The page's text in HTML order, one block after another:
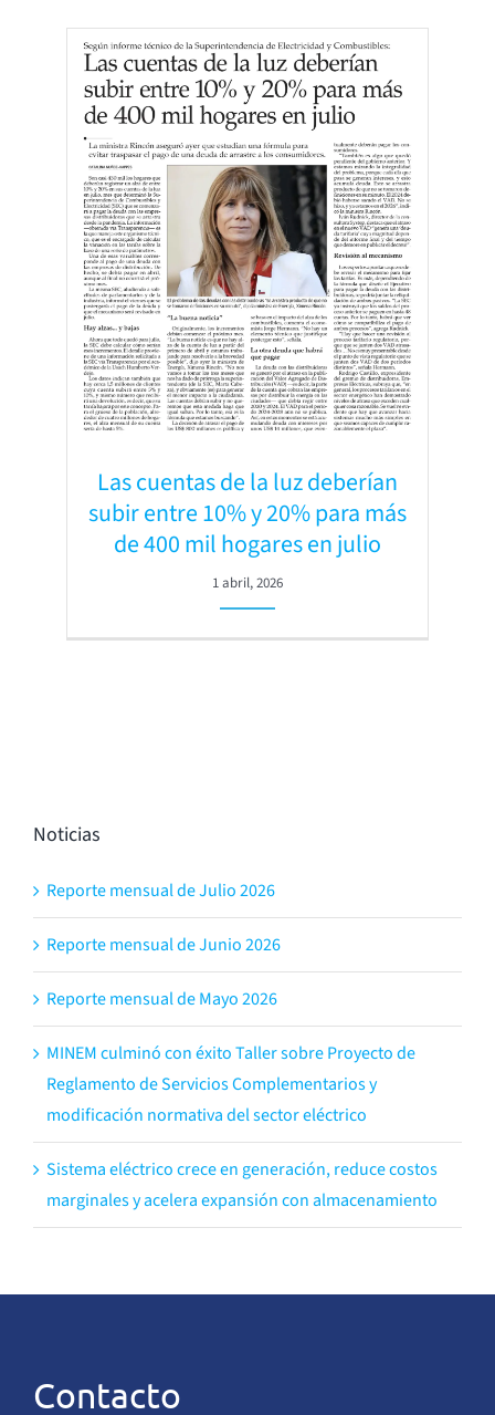
Las cuentas de la luz deberían
subir entre 10% y 20% para más
de 400 mil hogares en julio
1 abril, 2026
Noticias
Reporte mensual de Julio 2026
Reporte mensual de Junio 2026
Reporte mensual de Mayo 2026
MINEM culminó con éxito Taller sobre Proyecto de
Reglamento de Servicios Complementarios y
modificación normativa del sector eléctrico
Sistema eléctrico crece en generación, reduce costos
marginales y acelera expansión con almacenamiento
Contacto